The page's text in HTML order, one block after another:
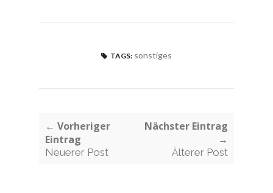
TAGS: sonstiges
← Vorheriger
Eintrag
Neuerer Post
Nächster Eintrag
→
Älterer Post